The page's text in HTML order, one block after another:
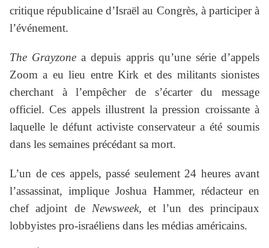
critique républicaine d’Israël au Congrès, à participer à
l’événement.
The Grayzone a depuis appris qu’une série d’appels
Zoom a eu lieu entre Kirk et des militants sionistes
cherchant à l’empêcher de s’écarter du message
officiel. Ces appels illustrent la pression croissante à
laquelle le défunt activiste conservateur a été soumis
dans les semaines précédant sa mort.
L’un de ces appels, passé seulement 24 heures avant
l’assassinat, implique Joshua Hammer, rédacteur en
chef adjoint de Newsweek, et l’un des principaux
lobbyistes pro-israéliens dans les médias américains.